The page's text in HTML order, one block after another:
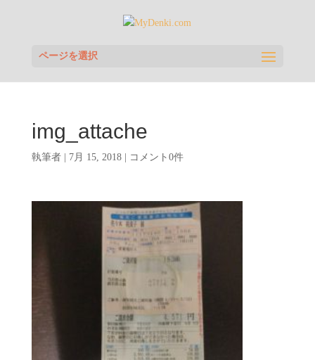
ページを選択
img_attache
執筆者 7月 15, 2018| コメント0件